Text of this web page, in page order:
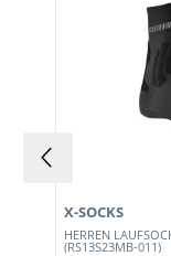
HERREN
(RS13S23MB-011)
X-SOCKS